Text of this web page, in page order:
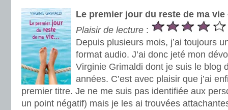
Le premier jour du reste de ma
Plaisir de lecture :
Depuis plusieurs mois, j’ai toujours
format audio. J’ai donc jeté mon
Virginie Grimaldi dont je suis le blog
années. C’est avec plaisir que j’ai
premier titre. Je ne me suis pas identifiée aux
un point négatif) mais je les ai trouvées